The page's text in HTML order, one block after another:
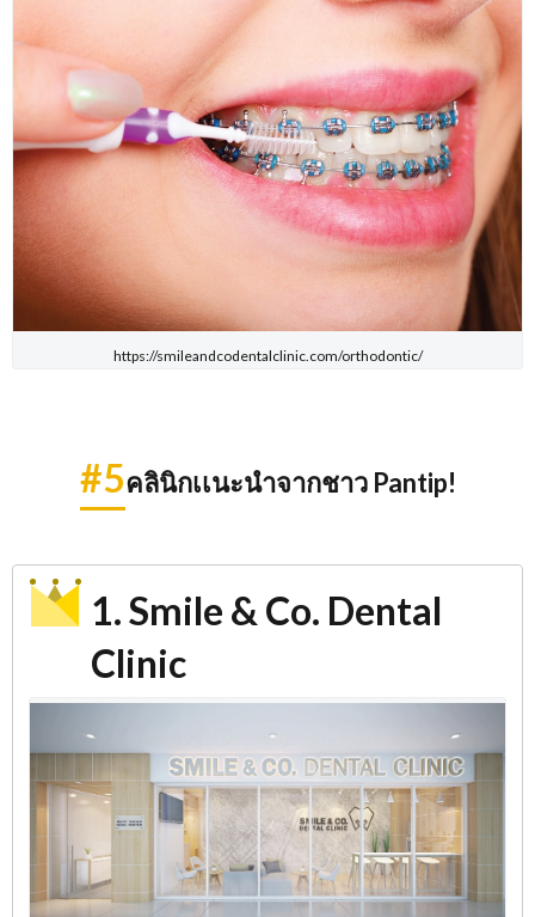
https://smileandcodentalclinic.com/orthodontic/
#5คลินิกเเนะนำจากชาว Pantip!
1. Smile & Co. Dental
Clinic